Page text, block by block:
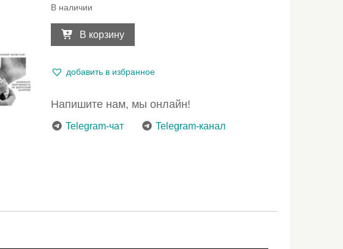
В наличии
товара
Браслет
Стрелец
В корзину
добавить в избранное
Напишите нам, мы онлайн!
Telegram-чат Telegram-канал